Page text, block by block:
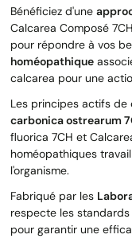
Bénéficiez d'une
Calcarea Composé
pour répondre à vos
homéopathique
calcarea pour une
Les principes actifs
carbonica ostrearum
fluorica 7CH et
homéopathiques
l'organisme.
Fabriqué par les
respecte les
pour garantir une